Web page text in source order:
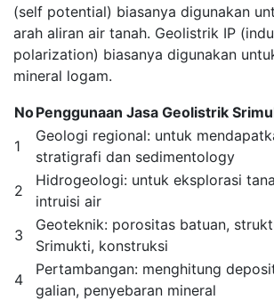
(self potential) biasanya digunakan
arah aliran air tanah. Geolistrik IP
polarization) biasanya digunakan
mineral logam.
NoPenggunaan Jasa Geolistrik
1
Geologi regional: untuk
stratigrafi dan sedimentology
2
Hidrogeologi: untuk eksplorasi
intruisi air
3
Geoteknik: porositas batuan,
Srimukti, konstruksi
4
Pertambangan: menghitung
galian, penyebaran mineral